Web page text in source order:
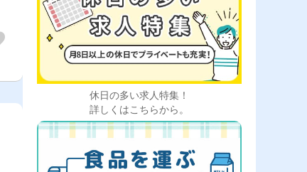
休日の多い求人特集！
詳しくはこちらから。